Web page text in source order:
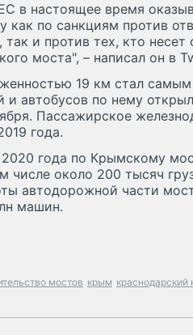
в настоящее время
как по санкциям против
так и против тех, кто несет
моста", – написал он в
19 км стал
и автобусов по нему
Пассажирское
года.
года по Крымскому
числе около 200 тысяч
автодорожной части
машин.
мостов крым краснодарский